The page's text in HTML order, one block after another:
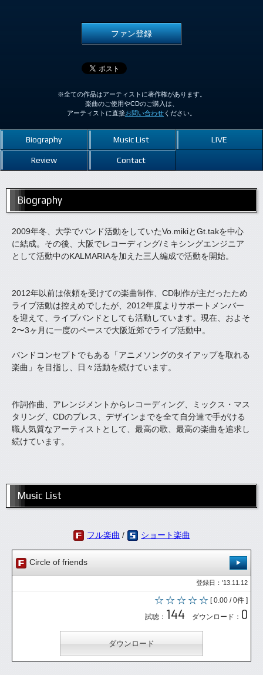
ファン登録
※全ての作品はアーティストに著作権があります。
楽曲のご使用やCDのご購入は、
アーティストに直接お問い合わせ ください。
Biography Music List LIVE
Review Contact
Biography
2009年冬、大学でバンド活動をしていたVo.mikiとGt.takを中心
に結成。その後、大阪でレコーディング/ミキシングエンジニア
として活動中のKALMARIAを加えた三人編成で活動を開始。
2012年以前は依頼を受けての楽曲制作、CD制作が主だったため
ライブ活動は控えめでしたが、2012年度よりサポートメンバー
を迎えて、ライブバンドとしても活動しています。現在、およそ
2〜3ヶ月に一度のペースで大阪近郊でライブ活動中。
バンドコンセプトでもある「アニメソングのタイアップを取れる
楽曲」を目指し、日々活動を続けています。
作詞作曲、アレンジメントからレコーディング、ミックス・マス
タリング、CDのプレス、デザインまでを全て自分達で手がける
職人気質なアーティストとして、最高の歌、最高の楽曲を追求し
続けています。
Music List
フル楽曲 / ショート楽曲
Circle of friends
登録日：'13.11.12
[ 0.00 / 0件 ]
試聴： 144 ダウンロード： 0
ダウンロード